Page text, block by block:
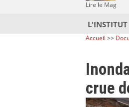
Lire le Mag
L'INSTITUT
Accueil >>
crue